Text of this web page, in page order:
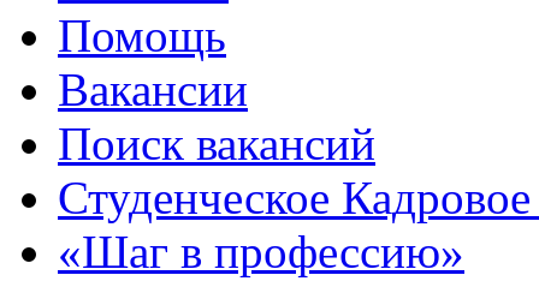
Помощь
Вакансии
Поиск вакансий
Студенческое Кадровое
«Шаг в профессию»